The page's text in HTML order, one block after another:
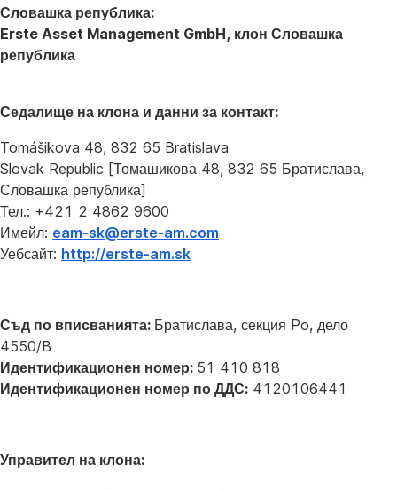
Словашка република:
Erste Asset Management GmbH, клон Словашка
република
Седалище на клона и данни за контакт:
Tomášikova 48, 832 65 Bratislava
Slovak Republic [Томашикова 48, 832 65 Братислава,
Словашка република]
Тел.: +421 2 4862 9600
Имейл: eam-sk@erste-am.com
Уебсайт: http://erste-am.sk
Съд по вписванията: Братислава, секция Po, дело
4550/B
Идентификационен номер: 51 410 818
Идентификационен номер по ДДС: 4120106441
Управител на клона: